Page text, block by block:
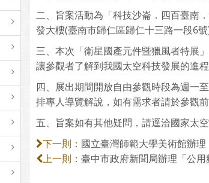
二、旨案活動為「科技沙崙．四百臺南
發大樓(臺南市歸仁區歸仁十三路一段6
三、本次「衛星國產元件暨獵風者特展
讓參觀者了解到我國太空科技發展的進程
四、展出期間開放自由參觀時段為週一
排專人導覽解說，如有需求者請於參觀
五、旨案如有其他疑問，請逕洽國家太
下一則： 國立臺灣師範大學美術館辦
上一則： 臺中市政府新聞局辦理「公用